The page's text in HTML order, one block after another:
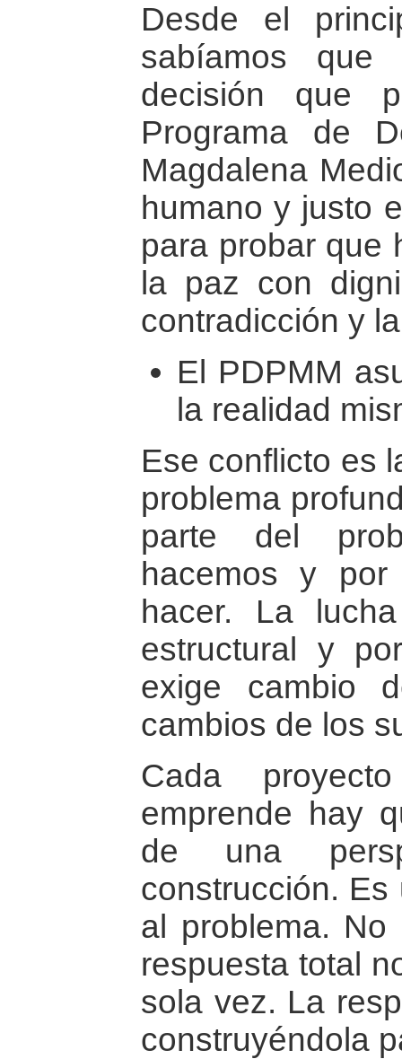
Desde el
sabíamos
decisión que
Programa de
Magdalena
humano y justo
para probar que
la paz con
contradicción y
El PDPMM
la realidad
Ese conflicto es
problema
parte del
hacemos y
hacer. La
estructural y
exige cambio
cambios de los
Cada
emprende hay
de una
construcción.
al problema.
respuesta total
sola vez. La
construyéndola